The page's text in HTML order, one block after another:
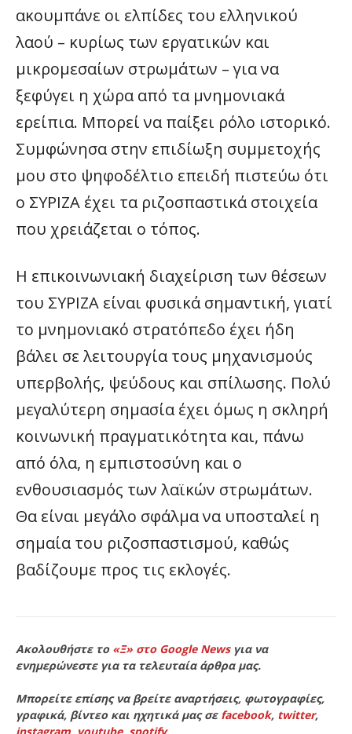
ακουμπάνε οι ελπίδες του ελληνικού
λαού – κυρίως των εργατικών και
μικρομεσαίων στρωμάτων – για να
ξεφύγει η χώρα από τα μνημονιακά
ερείπια. Μπορεί να παίξει ρόλο ιστορικό.
Συμφώνησα στην επιδίωξη συμμετοχής
μου στο ψηφοδέλτιο επειδή πιστεύω ότι
ο ΣΥΡΙΖΑ έχει τα ριζοσπαστικά στοιχεία
που χρειάζεται ο τόπος.
Η επικοινωνιακή διαχείριση των θέσεων
του ΣΥΡΙΖΑ είναι φυσικά σημαντική, γιατί
το μνημονιακό στρατόπεδο έχει ήδη
βάλει σε λειτουργία τους μηχανισμούς
υπερβολής, ψεύδους και σπίλωσης. Πολύ
μεγαλύτερη σημασία έχει όμως η σκληρή
κοινωνική πραγματικότητα και, πάνω
από όλα, η εμπιστοσύνη και ο
ενθουσιασμός των λαϊκών στρωμάτων.
Θα είναι μεγάλο σφάλμα να υποσταλεί η
σημαία του ριζοσπαστισμού, καθώς
βαδίζουμε προς τις εκλογές.
Ακολουθήστε το «Ξ» στο Google Newsγια να
ενημερώνεστε για τα τελευταία άρθρα μας.
Μπορείτε επίσης να βρείτε αναρτήσεις, φωτογραφίες,
γραφικά, βίντεο και ηχητικά μας σε facebook, twitter,